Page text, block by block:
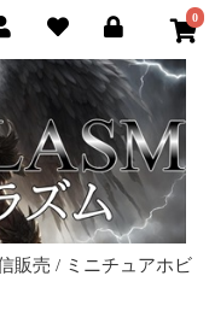
0
販売 / ミニチュアホビ